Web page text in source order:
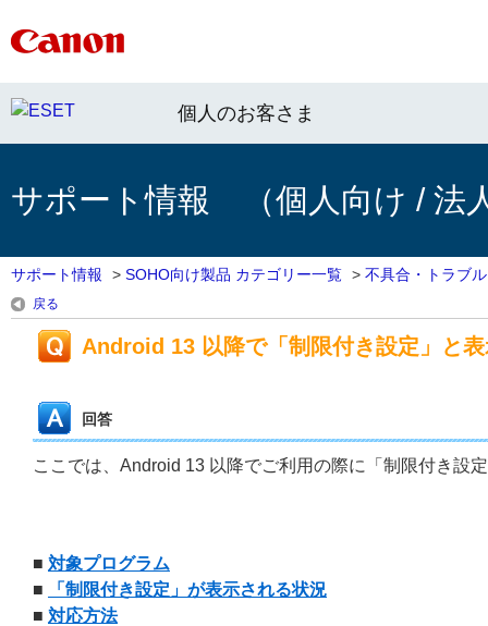
個人のお客さま
サポート情報 （個人向け / 法
サポート情報 > SOHO向け製品 カテゴリー一覧 > 不具合・トラブル
戻る
Android 13 以降で「制限付き設定」と
回答
ここでは、Android 13 以降でご利用の際に「制限付き設
■ 対象プログラム
■
「制限付き設定」が表示される状況
■ 対応方法